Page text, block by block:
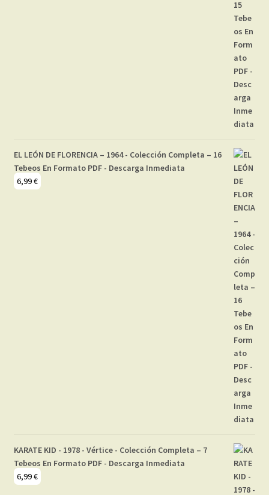
EL LEÓN DE FLORENCIA – 1964 - Colección Completa – 16
Tebeos En Formato PDF - Descarga Inmediata
6,99€
KARATE KID - 1978 - Vértice - Colección Completa – 7
Tebeos En Formato PDF - Descarga Inmediata
6,99€